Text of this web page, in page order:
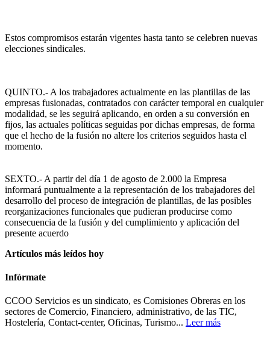
Estos compromisos estarán vigentes hasta tanto se celebren nuevas
elecciones sindicales.
QUINTO.- A los trabajadores actualmente en las plantillas de las
empresas fusionadas, contratados con carácter temporal en cualquier
modalidad, se les seguirá aplicando, en orden a su conversión en
fijos, las actuales políticas seguidas por dichas empresas, de forma
que el hecho de la fusión no altere los criterios seguidos hasta el
momento.
SEXTO.- A partir del día 1 de agosto de 2.000 la Empresa
informará puntualmente a la representación de los trabajadores del
desarrollo del proceso de integración de plantillas, de las posibles
reorganizaciones funcionales que pudieran producirse como
consecuencia de la fusión y del cumplimiento y aplicación del
presente acuerdo
Artículos más leídos hoy
Infórmate
CCOO Servicios es un sindicato, es Comisiones Obreras en los
sectores de Comercio, Financiero, administrativo, de las TIC,
Hostelería, Contact-center, Oficinas, Turismo... Leer más